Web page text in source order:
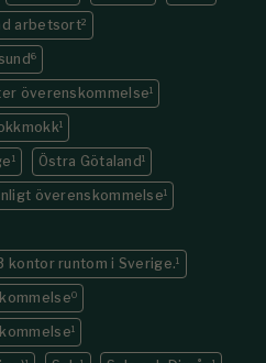
arbetsort2
6
överenskommelse1
1
1 Östra Götaland1
överenskommelse1
kontor runtom i Sverige.1
0
1